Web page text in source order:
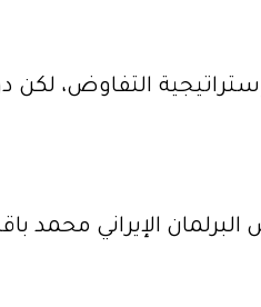
التفاوض، لكن
الإيراني محمد